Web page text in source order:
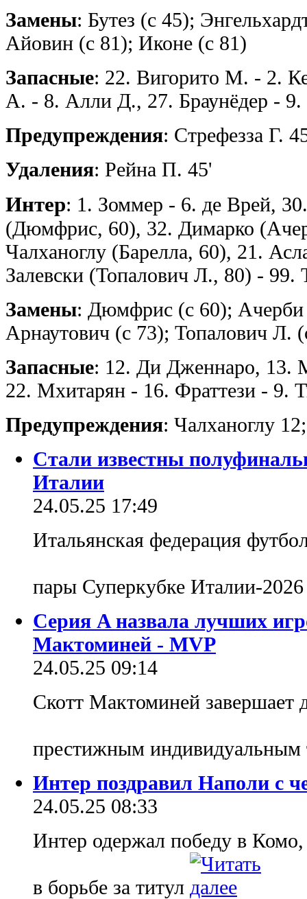
Замены: Бутез (с 45);
Айовин (с 81); Иконе (с 81)
Запасные: 22. Вигорито М. - 2.
А. - 8. Алли Д., 27. Браунёдер - 9.
Предупреждения: Стрефезза Г.
Удаления: Рейна П. 45'
Интер: 1. Зоммер - 6. де Врей,
(Дюмфрис, 60), 32. Димарко
Чалханоглу (Барелла, 60), 21.
Залевски (Топалович Л., 80) - 99.
Замены: Дюмфрис (с 60); Ачерби
Арнаутович (с 73); Топалович Л.
Запасные: 12. Ди Дженнаро, 13.
22. Мхитарян - 16. Фраттези -
Предупреждения: Чалханоглу
Стали известны
Италии
24.05.25 17:49
Итальянская федерация
пары Суперкубке Италии-
Серия A назвала лучших
Мактоминей - MVP
24.05.25 09:14
Скотт Мактоминей
престижным
Интер поздравил Наполи с
24.05.25 08:33
Интер одержал победу в
в борьбе за титул